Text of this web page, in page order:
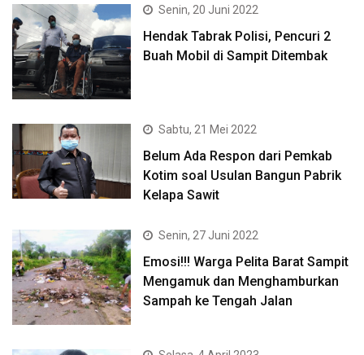
Senin, 20 Juni 2022
Hendak Tabrak Polisi, Pencuri 2
Buah Mobil di Sampit Ditembak
Sabtu, 21 Mei 2022
Belum Ada Respon dari Pemkab
Kotim soal Usulan Bangun Pabrik
Kelapa Sawit
Senin, 27 Juni 2022
Emosi!!! Warga Pelita Barat Sampit
Mengamuk dan Menghamburkan
Sampah ke Tengah Jalan